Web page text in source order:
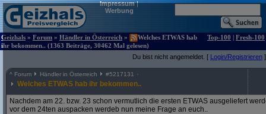
Impressum|
Werbung
Geizhals » Forum » Händler in Österreich »
Welches ETWAS hab
ihr bekommen.. (1363 Beiträge, 30462 Mal gelesen)
Top-100 | Fresh-100
Du bist nicht angemeldet. [ Login/Registrieren ]
^ Forum Händler in Österreich #5217131
Welches ETWAS hab ihr bekommen..
Nachdem am 22. bzw. 23 schon vermutlich die ersten ETWAS ausgeliefert
vor dem 24ten auspacken werdeb nun meine Frage an euch..